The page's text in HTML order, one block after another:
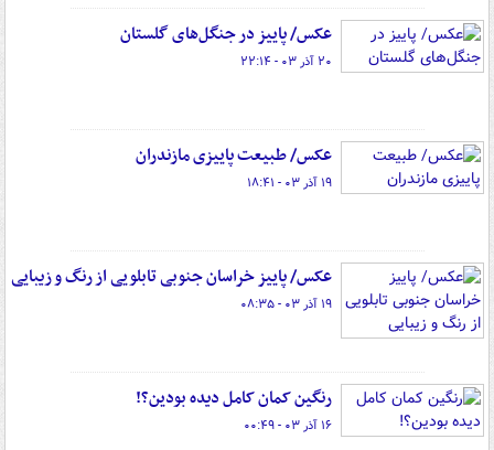
عکس/ پاییز در جنگل‌های گلستان
۲۰ آذر ۰۳ - ۲۲:۱۴
عکس/ طبیعت پاییزی مازندران
۱۹ آذر ۰۳ - ۱۸:۴۱
عکس/ پاییز خراسان جنوبی تابلویی از رنگ و زیبایی
۱۹ آذر ۰۳ - ۰۸:۳۵
رنگین کمان کامل دیده بودین؟!
۱۶ آذر ۰۳ - ۰۰:۴۹